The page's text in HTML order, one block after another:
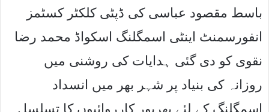
باسط مقصود عباسی کی ڈپٹی کلکٹر کسٹمز
انفورسمنٹ اینٹی اسمگلنگ اسکواڈ محمد رضا
نقوی کو دی گئی ہدایات کی روشنی میں
روزانہ کی بنیاد پر شہر بھر میں انسداد
اسمگلنگ کے لئے بھرپور کارروائیوں کا تسلسل